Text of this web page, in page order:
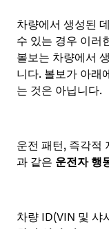
차량에서 생성된
수 있는 경우 이러
볼보는 차량에서
니다. 볼보가 아래
는 것은 아닙니다.
운전 패턴, 즉각적
과 같은 운전자 행
차량 ID(VIN 및 샤